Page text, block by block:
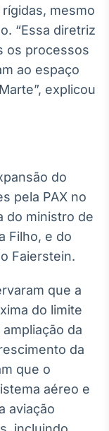
mesmo
“Essa diretriz
os processos
ao espaço
explicou
do
pela PAX no
do ministro de
Filho, e do
Faierstein.
que a
do limite
da
da
que o
aéreo e
aviação